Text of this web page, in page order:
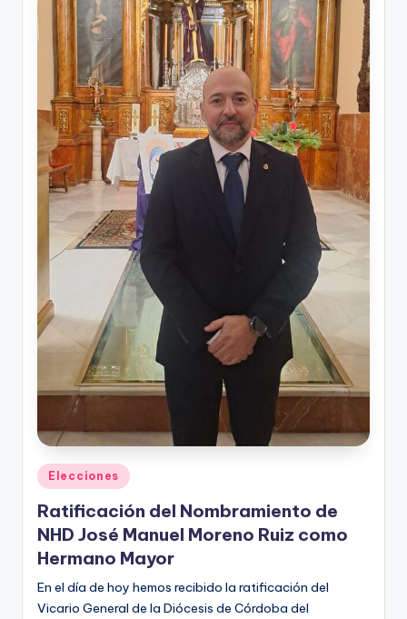
Publicado
en
Elecciones
Ratificación del Nombramiento de
NHD José Manuel Moreno Ruiz como
Hermano Mayor
En el día de hoy hemos recibido la ratificación del
Vicario General de la Diócesis de Córdoba del